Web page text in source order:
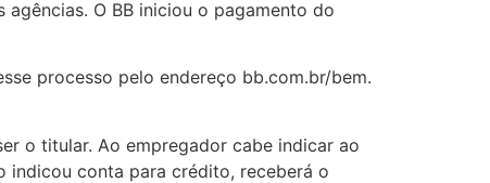
O BB iniciou o pagamento do
processo pelo endereço bb.com.br/bem.
o titular. Ao empregador cabe indicar ao
indicou conta para crédito, receberá o